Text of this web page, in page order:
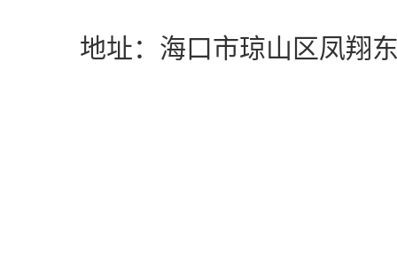
地址：海口市琼山区凤翔东